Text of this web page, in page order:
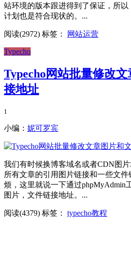
站环境的版本跟进得到了保证，所以
计划也是符合现状的。...
阅读(2972) 标签： 网站运营
Typecho
Typecho网站批量修改
接地址
1
小编： 妮可罗宾
我们有时候换博客域名或者CDN图
所有文章的引用图片链接和一些文
烦，这里就说一下通过phpMyAdmin
图片，文件链接地址。...
阅读(4379) 标签： typecho教程